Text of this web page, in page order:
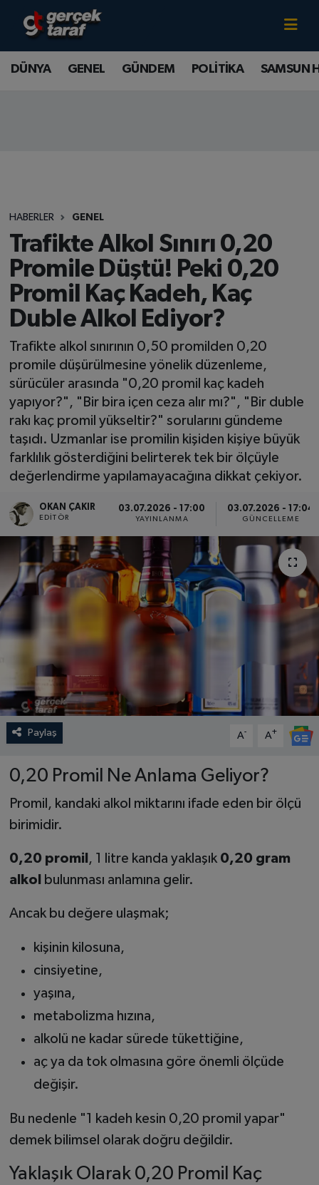
DÜNYA GENEL GÜNDEM POLİTİKA SAMSUN
HABERLER GENEL
Trafikte Alkol Sınırı 0,20
Promile Düştü! Peki 0,20
Promil Kaç Kadeh, Kaç
Duble Alkol Ediyor?
Trafikte alkol sınırının 0,50 promilden 0,20
promile düşürülmesine yönelik düzenleme,
sürücüler arasında "0,20 promil kaç kadeh
yapıyor?", "Bir bira içen ceza alır mı?", "Bir duble
rakı kaç promil yükseltir?" sorularını gündeme
taşıdı. Uzmanlar ise promilin kişiden kişiye büyük
farklılık gösterdiğini belirterek tek bir ölçüyle
değerlendirme yapılamayacağına dikkat çekiyor.
OKAN ÇAKIR
EDITÖR
03.07.2026 - 17:00
YAYINLANMA
03.07.2026 - 17:04
GÜNCELLEME
Paylaş A- A+
0,20 Promil Ne Anlama Geliyor?
Promil, kandaki alkol miktarını ifade eden bir ölçü
birimidir.
0,20 promil , 1 litre kanda yaklaşık 0,20 gram
alkol
bulunması anlamına gelir.
Ancak bu değere ulaşmak;
kişinin kilosuna,
cinsiyetine,
yaşına,
metabolizma hızına,
alkolü ne kadar sürede tükettiğine,
aç ya da tok olmasına göre önemli ölçüde
değişir.
Bu nedenle "1 kadeh kesin 0,20 promil yapar"
demek bilimsel olarak doğru değildir.
Yaklaşık Olarak 0,20 Promil Kaç
Canlı TV İzle
DÜNYA
SAMSUNSPOR
SAĞLIK
TEKNOLOJİ
SPOR
EKONOMİ
TEKNOLOJİ
YAŞAM
Samsun Nöbetçi Eczaneler
Tüm Manşetler
Son Dakika Haberleri
Haber Arşivi